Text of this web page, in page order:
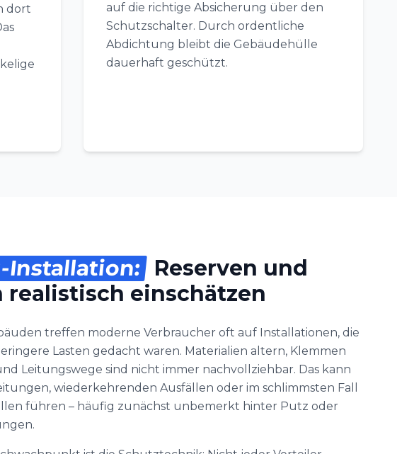
dort
auf die richtige Absicherung über den
Schutzschalter. Durch ordentliche
Abdichtung bleibt die Gebäudehülle
dauerhaft geschützt.
Installation: Reserven und
realistisch einschätzen
treffen moderne Verbraucher oft auf Installationen, die
Lasten gedacht waren. Materialien altern, Klemmen
Leitungswege sind nicht immer nachvollziehbar. Das kann
wiederkehrenden Ausfällen oder im schlimmsten Fall
führen – häufig zunächst unbemerkt hinter Putz oder